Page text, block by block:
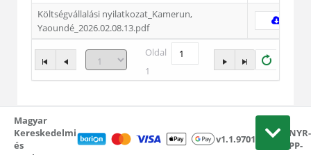
Költségvállalási nyilatkozat_Kamerun,
Yaoundé_2026.02.08.13.pdf
Oldal
1
Magyar
Kereskedelmi
és
v1.1.9701.24087
L-
KNYR-
APP-